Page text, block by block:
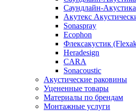
Саундлайн-Акустика
Акутекс
Sonaspray
Ecophon
Флексакустик
Heradesign
CARA
Sonacoustic
Акустические раковины
Уцененные товары
Материалы по брендам
Монтажные услуги